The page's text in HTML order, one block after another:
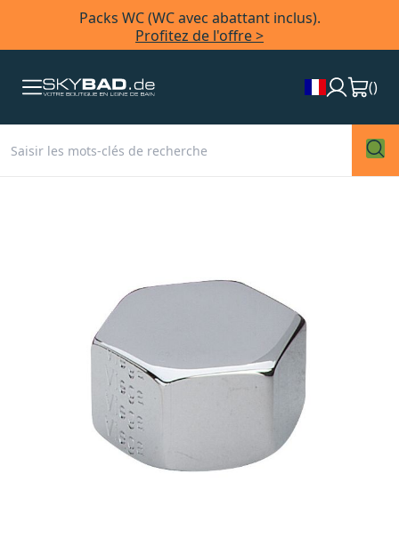
Packs WC (WC avec abattant inclus).
Profitez de l'offre >
()